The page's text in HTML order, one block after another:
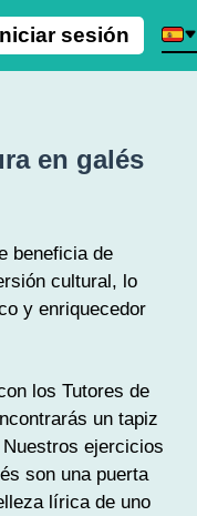
sesión
en galés
beneficia de
cultural, lo
y enriquecedor
los Tutores de
un tapiz
ejercicios
son una puerta
lírica de uno